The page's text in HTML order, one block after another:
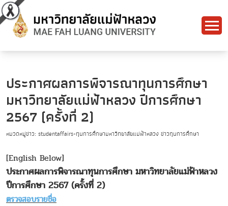
ประกาศผลการพิจารณาทุนการศึกษา
มหาวิทยาลัยแม่ฟ้าหลวง ปีการศึกษา
2567 (ครั้งที่ 2)
หมวดหมู่ข่าว: studentaffairs-ทุนการศึกษามหาวิทยาลัยแม่ฟ้าหลวง ข่าวทุนการศึกษา
[English Below]
ประกาศผลการพิจารณาทุนการศึกษา มหาวิทยาลัยแม่ฟ้าหลวง
ปีการศึกษา 2567 (ครั้งที่ 2)
ตรวจสอบรายชื่อ